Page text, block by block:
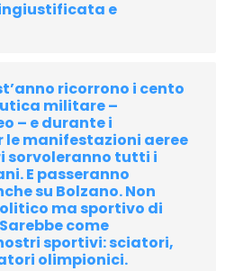
e
ricorrono i cento
militare –
– e durante i
manifestazioni aeree
sorvoleranno tutti i
E passeranno
su Bolzano. Non
ma sportivo di
come
sportivi: sciatori,
olimpionici.